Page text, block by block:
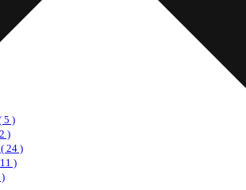
5 )
)
( 24 )
)